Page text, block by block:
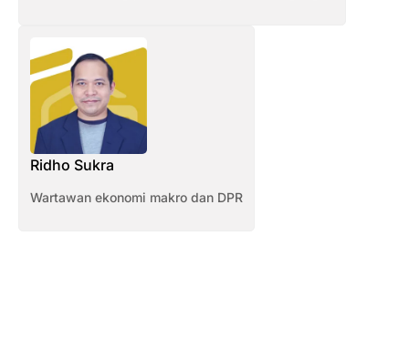
Ridho Sukra
Wartawan ekonomi makro dan DPR